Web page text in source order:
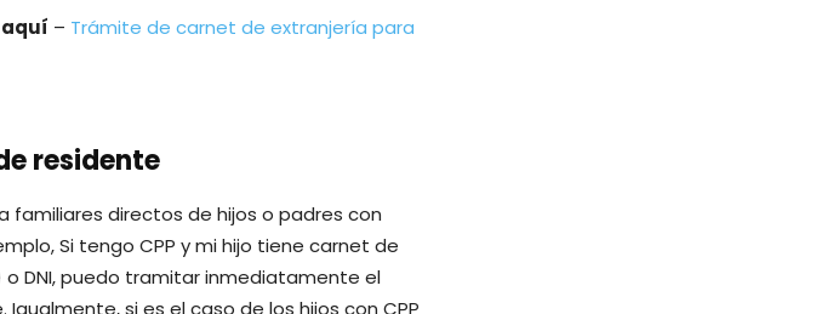
aquí – Trámite de carnet de extranjería para
residente
familiares directos de hijos o padres con
Si tengo CPP y mi hijo tiene carnet de
DNI, puedo tramitar inmediatamente el
si es el caso de los hijos con CPP